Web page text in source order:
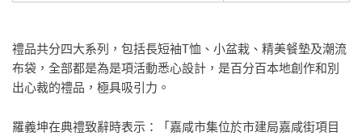
禮品共分四大系列，包括長短袖T恤、小盆栽、精美餐墊及潮流
布袋，全部都是為是項活動悉心設計，是百分百本地創作和別
出心裁的禮品，極具吸引力。
羅義坤在典禮致辭時表示：「嘉咸市集位於市建局嘉咸街項目